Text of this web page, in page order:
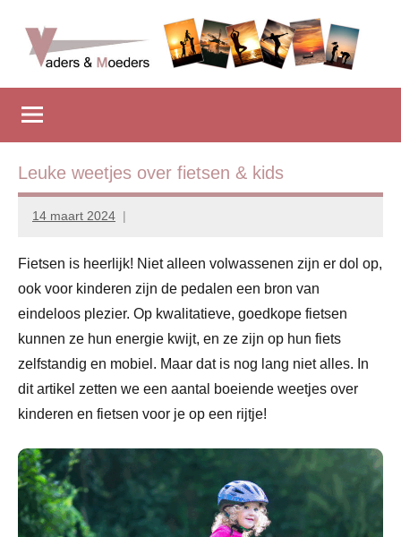
inhoud
springen
Vadersenmoeders
iedereen
wel
eens
hulp
Leuke weetjes over fietsen & kids
14 maart 2024
Marion
Fietsen is heerlijk! Niet alleen volwassenen zijn er dol op,
ook voor kinderen zijn de pedalen een bron van
eindeloos plezier. Op kwalitatieve, goedkope fietsen
kunnen ze hun energie kwijt, en ze zijn op hun fiets
zelfstandig en mobiel. Maar dat is nog lang niet alles. In
dit artikel zetten we een aantal boeiende weetjes over
kinderen en fietsen voor je op een rijtje!